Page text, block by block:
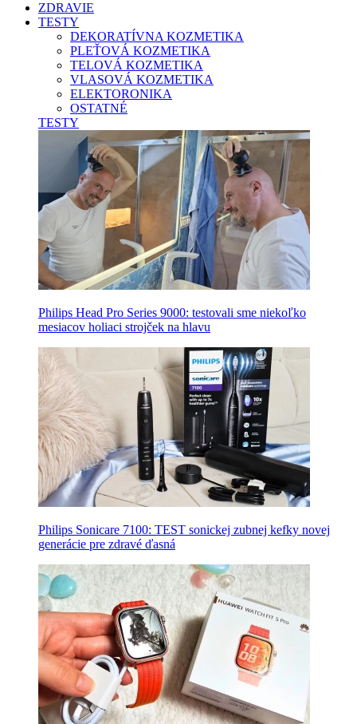
ZDRAVIE
TESTY
DEKORATÍVNA KOZMETIKA
PLEŤOVÁ KOZMETIKA
TELOVÁ KOZMETIKA
VLASOVÁ KOZMETIKA
ELEKTORONIKA
OSTATNÉ
TESTY
Philips Head Pro Series 9000: testovali sme niekoľko
mesiacov holiaci strojček na hlavu
Philips Sonicare 7100: TEST sonickej zubnej kefky novej
generácie pre zdravé ďasná